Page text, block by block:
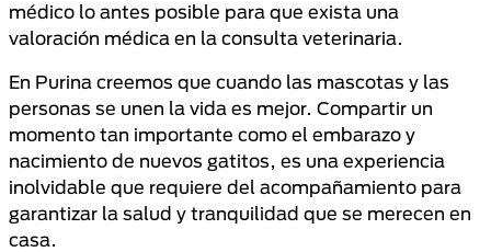
médico lo antes posible para que exista una
valoración médica en la consulta veterinaria.
En Purina creemos que cuando las mascotas y las
personas se unen la vida es mejor. Compartir un
momento tan importante como el embarazo y
nacimiento de nuevos gatitos, es una experiencia
inolvidable que requiere del acompañamiento para
garantizar la salud y tranquilidad que se merecen en
casa.